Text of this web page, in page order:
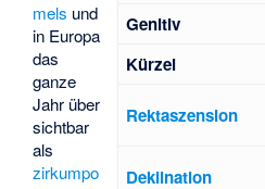
Genitiv
Kürzel
Rektaszension
Deklination
mels und
in Europa
das
ganze
Jahr über
sichtbar
als
zirkumpo